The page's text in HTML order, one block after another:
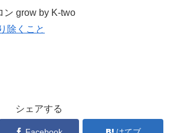
ン grow by K-two
除くこと
シェアする